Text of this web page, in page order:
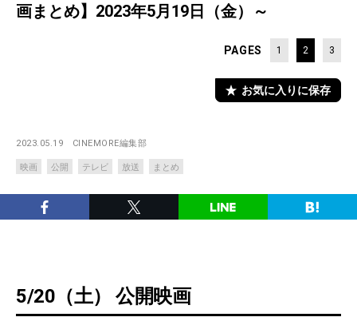
画まとめ】2023年5月19日（金）～
PAGES 1 2 3
お気に入りに保存
2023.05.19 CINEMORE編集部
映画 公開 テレビ 放送 まとめ
5/20（土） 公開映画